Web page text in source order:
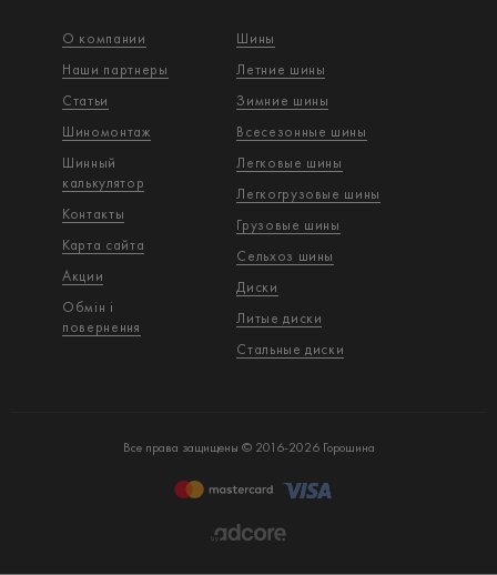
О компании
Наши партнеры
Статьи
Шиномонтаж
Шинный
калькулятор
Контакты
Карта сайта
Акции
Обмін і
повернення
Шины
Летние шины
Зимние шины
Всесезонные шины
Легковые шины
Легкогрузовые шины
Грузовые шины
Сельхоз шины
Диски
Литые диски
Стальные диски
Все права защищены © 2016-2026 Горошина